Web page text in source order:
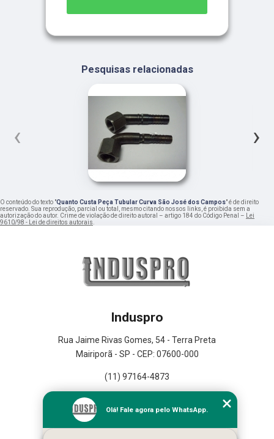
Pesquisas relacionadas
‹ ›
O conteúdo do texto "Quanto Custa Peça Tubular Curva São José dos Campos" é de direito
reservado. Sua reprodução, parcial ou total, mesmo citando nossos links, é proibida sem a
autorização do autor. Crime de violação de direito autoral – artigo 184 do Código Penal – Lei
9610/98 - Lei de direitos autorais.
Induspro
Rua Jaime Rivas Gomes, 54 - Terra Preta
Mairiporã - SP - CEP: 07600-000
(11) 97164-4873
Empresa
Missão
Olá! Fale agora pelo WhatsApp.